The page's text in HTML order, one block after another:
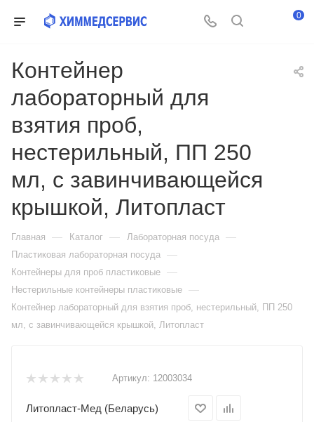
0
Контейнер
лабораторный для
взятия проб,
нестерильный, ПП 250
мл, с завинчивающейся
крышкой, Литопласт
Главная — Каталог — Лабораторная посуда —
Пластиковая лабораторная посуда —
Контейнеры для проб пластиковые —
Нестерильные контейнеры пластиковые —
Контейнер лабораторный для взятия проб, нестерильный, ПП 250
мл, с завинчивающейся крышкой, Литопласт
Артикул: 12003034
Литопласт-Мед (Беларусь)